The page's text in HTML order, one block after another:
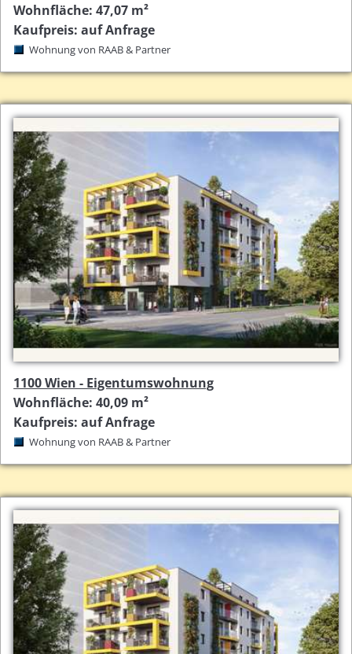
Wohnfläche: 47,07 m²
Kaufpreis: auf Anfrage
Wohnung von RAAB & Partner
1100 Wien - Eigentumswohnung
Wohnfläche: 40,09 m²
Kaufpreis: auf Anfrage
Wohnung von RAAB & Partner